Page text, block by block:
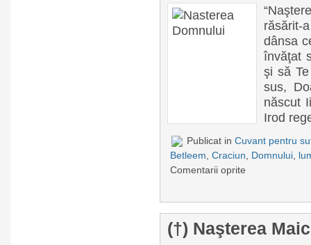
răsărit-
dânsa
învăţat
şi să
sus,
născut
Irod
Publicat in Cuvant pentru
Betleem Craciun Domnului
Comentarii oprite
(†) Naşterea